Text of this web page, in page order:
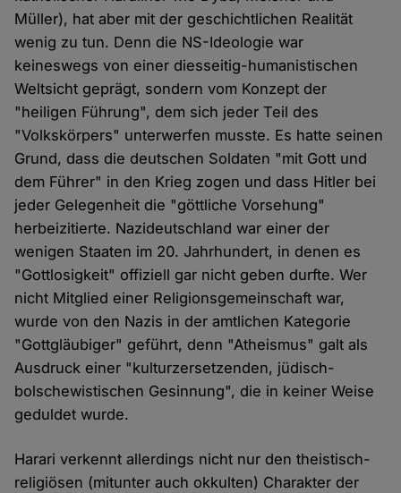
Müller), hat aber mit der geschichtlichen Realität
wenig zu tun. Denn die NS-Ideologie war
keineswegs von einer diesseitig-humanistischen
Weltsicht geprägt, sondern vom Konzept der
"heiligen Führung", dem sich jeder Teil des
"Volkskörpers" unterwerfen musste. Es hatte seinen
Grund, dass die deutschen Soldaten "mit Gott und
dem Führer" in den Krieg zogen und dass Hitler bei
jeder Gelegenheit die "göttliche Vorsehung"
herbeizitierte. Nazideutschland war einer der
wenigen Staaten im 20. Jahrhundert, in denen es
"Gottlosigkeit" offiziell gar nicht geben durfte. Wer
nicht Mitglied einer Religionsgemeinschaft war,
wurde von den Nazis in der amtlichen Kategorie
"Gottgläubiger" geführt, denn "Atheismus" galt als
Ausdruck einer "kulturzersetzenden, jüdisch-
bolschewistischen Gesinnung", die in keiner Weise
geduldet wurde.
Harari verkennt allerdings nicht nur den theistisch-
religiösen (mitunter auch okkulten) Charakter der